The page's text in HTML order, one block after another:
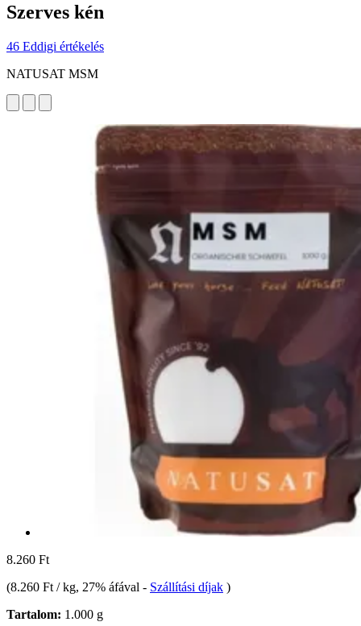
Szerves kén
46 Eddigi értékelés
NATUSAT MSM
8.260 Ft
(8.260 Ft / kg, 27% áfával - Szállítási díjak )
Tartalom: 1.000 g